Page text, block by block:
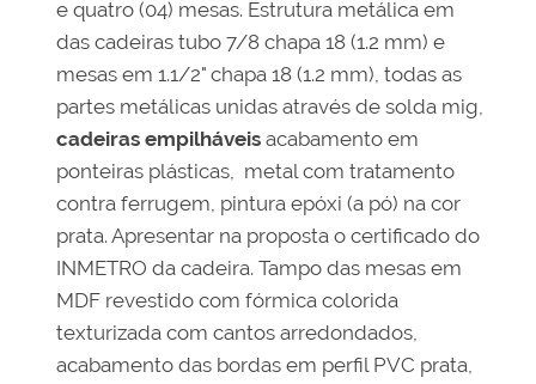
e quatro (04) mesas. Estrutura metálica em
das cadeiras tubo 7/8 chapa 18 (1.2 mm) e
mesas em 1.1/2" chapa 18 (1.2 mm), todas as
partes metálicas unidas através de solda mig,
cadeiras empilháveis acabamento em
ponteiras plásticas, metal com tratamento
contra ferrugem, pintura epóxi (a pó) na cor
prata. Apresentar na proposta o certificado do
INMETRO da cadeira. Tampo das mesas em
MDF revestido com fórmica colorida
texturizada com cantos arredondados,
acabamento das bordas em perfil PVC prata,